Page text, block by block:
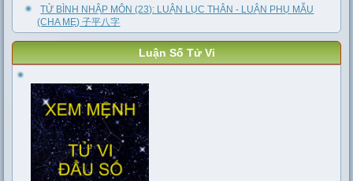
TỬ BÌNH NHẬP MÔN (23): LUẬN LỤC THÂN - LUẬN PHỤ MẪU
(CHA MẸ) 子平八字
Luận Số Tử Vi